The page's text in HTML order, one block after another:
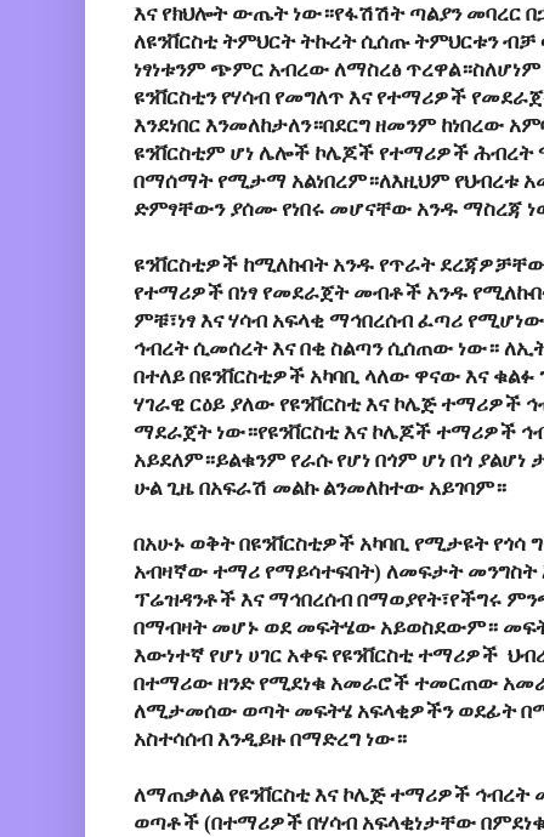
እና የክህሎት ውጤት ነው።የፋሽሽት ጣልያን መባረር
ለዩንቨርስቲ ትምህርት ትኩረት ሲሰጡ ትምህርቱን ብቻ
ነፃነቱንም ጭምር አብረው ለማስረፅ ጥረዋል።ስለሆነም
ዩንቨርስቲን የሃሳብ የመግለጥ እና የተማሪዎች
እንደነበር እንመለከታለን።በደርግ ዘመንም ከነበረው
ዩንቨርስቲም ሆነ ሌሎች ኮሌጆች የተማሪዎች ሕብረት
በማሰማት የሚታማ አልነበረም።ለእዚህም የህብረቱ
ድምፃቸውን ያሰሙ የነበሩ መሆናቸው አንዱ ማስረጃ
ዩንቨርስቲዎች ከሚለኩበት አንዱ የጥራት ደረጃዎቻቸው
የተማሪዎች በነፃ የመደራጀት መብቶች አንዱ
ምቹ፣ነፃ እና ሃሳብ አፍላቂ ማኅበረሰብ ፈጣሪ
ኅብረት ሲመሰረት እና በቂ ስልጣን ሲሰጠው ነው።
በተለይ በዩንቨርስቲዎች አካባቢ ላለው ዋናው እና ቁልፉ
ሃገራዊ ርዕይ ያለው የዩንቨርስቲ እና ኮሌጅ ተማሪዎች
ማደራጀት ነው።የዩንቨርስቲ እና ኮሌጆች ተማሪዎች
አይደለም።ይልቁንም የራሱ የሆነ በጎም ሆነ በጎ
ሁል ጊዜ በአፍራሽ መልኩ ልንመለከተው አይገባም።
በአሁኑ ወቅት በዩንቨርስቲዎች አካባቢ የሚታዩት
አብዛኛው ተማሪ የማይሳተፍበት) ለመፍታት መንግስት
ፕሬዝዳንቶች እና ማኅበረሰብ በማወያየት፣የችግሩ
በማብዛት መሆኑ ወደ መፍትሄው አይወስደውም።
እውነተኛ የሆነ ሀገር አቀፍ የዩንቨርስቲ ተማሪዎች
በተማሪው ዘንድ የሚደነቁ አመራሮች ተመርጠው
ለሚታመሰው ወጣት መፍትሄ አፍላቂዎችን ወደፊት
አስተሳሰብ እንዲይዙ በማድረግ ነው።
ለማጠቃለል የዩንቨርስቲ እና ኮሌጅ ተማሪዎች ኅብረት
ወጣቶች (በተማሪዎች በሃሳብ አፍላቂነታቸው